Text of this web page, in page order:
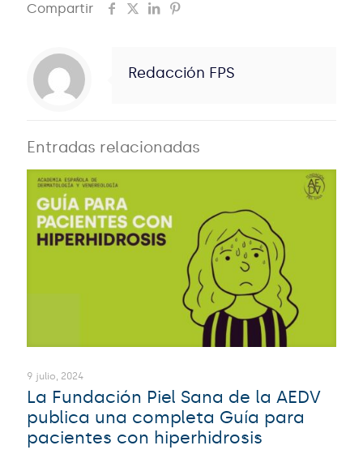
Compartir
Redacción FPS
Entradas relacionadas
9 julio, 2024
La Fundación Piel Sana de la AEDV
publica una completa Guía para
pacientes con hiperhidrosis